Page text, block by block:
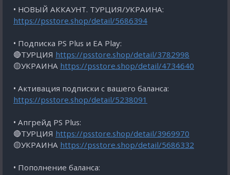
• НОВЫЙ АККАУНТ. ТУРЦИЯ/УКРАИНА:
https://psstore.shop/detail/5686394
• Подписка PS Plus и EA Play:
🔴ТУРЦИЯ https://psstore.shop/detail/3782998
🟡УКРАИНА https://psstore.shop/detail/4734640
• Активация подписки с вашего баланса:
https://psstore.shop/detail/5238091
• Апгрейд PS Plus:
🔴ТУРЦИЯ https://psstore.shop/detail/3969970
🟡УКРАИНА https://psstore.shop/detail/5686332
• Пополнение баланса: